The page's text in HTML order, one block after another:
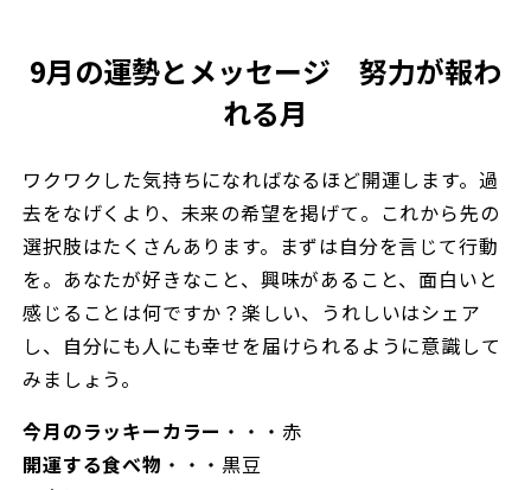
9月の運勢とメッセージ 努力が報わ
れる月
ワクワクした気持ちになればなるほど開運します。過
去をなげくより、未来の希望を掲げて。これから先の
選択肢はたくさんあります。まずは自分を言じて行動
を。あなたが好きなこと、興味があること、面白いと
感じることは何ですか？楽しい、うれしいはシェア
し、自分にも人にも幸せを届けられるように意識して
みましょう。
今月のラッキーカラー ・・・赤
開運する食べ物 ・・・黒豆